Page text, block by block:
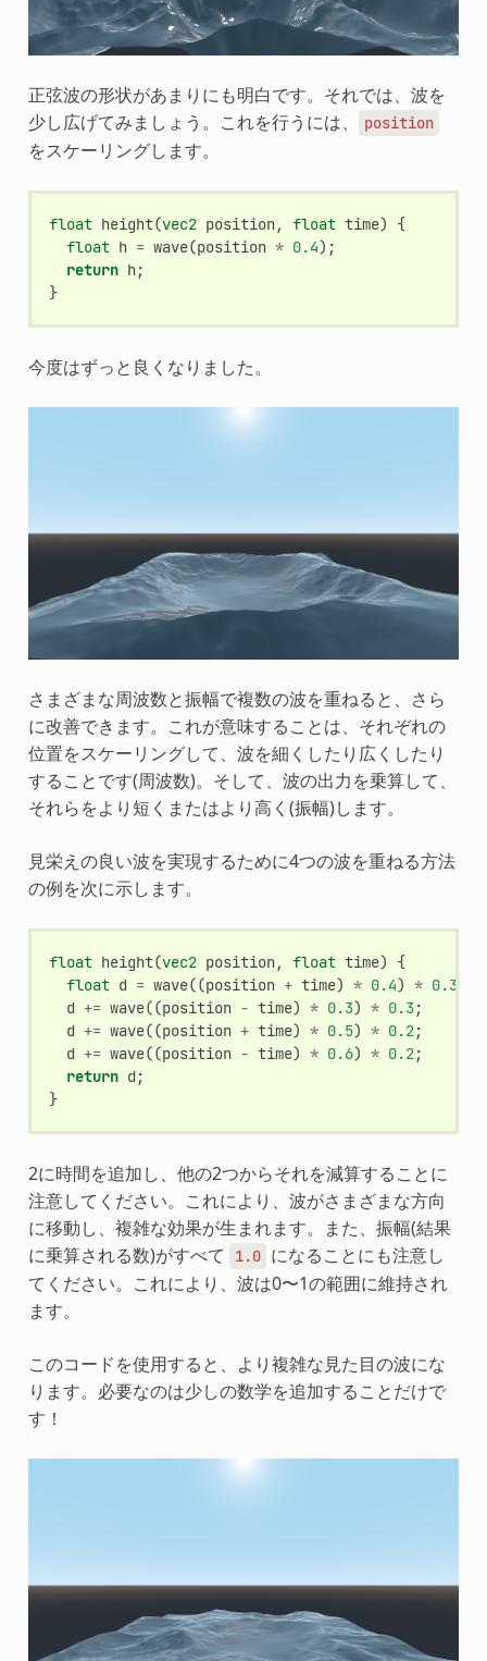
正弦波の形状があまりにも明白です。それでは、波を
少し広げてみましょう。これを行うには、
position
をスケーリングします。
float height(vec2 position, float time)
{
float h = wave(position * 0.4);
return h;
}
今度はずっと良くなりました。
さまざまな周波数と振幅で複数の波を重ねると、さら
に改善できます。これが意味することは、それぞれの
位置をスケーリングして、波を細くしたり広くしたり
することです(周波数)。そして、波の出力を乗算して、
それらをより短くまたはより高く(振幅)します。
見栄えの良い波を実現するために4つの波を重ねる方法
の例を次に示します。
float height(vec2 position, float time)
{
float d = wave((position + time) * 0.4) * 0.3
d += wave((position - time) * 0.3) * 0.3;
d += wave((position + time) * 0.5) * 0.2;
d += wave((position - time) * 0.6) * 0.2;
return d ;
}
2に時間を追加し、他の2つからそれを減算することに
注意してください。これにより、波がさまざまな方向
に移動し、複雑な効果が生まれます。また、振幅(結果
に乗算される数)がすべて
1.0 になることにも注意し
てください。これにより、波は0〜1の範囲に維持され
ます。
このコードを使用すると、より複雑な見た目の波にな
ります。必要なのは少しの数学を追加することだけで
す！